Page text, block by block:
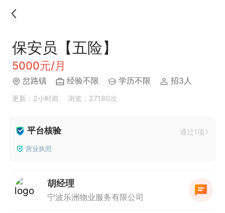
保安员【五险】
5000元/月
岔路镇 经验不限 学历不限 招3人
更新：2小时前 浏览：27180次
平台核验 通过1项
营业执照
胡经理
宁波乐洲物业服务有限公司